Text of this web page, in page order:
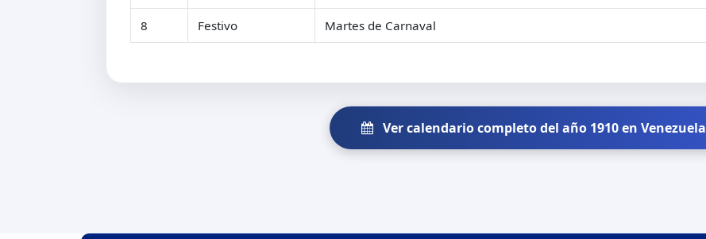
8 Festivo Martes de Carnaval
Ver calendario completo del año 1910 en Venezuela